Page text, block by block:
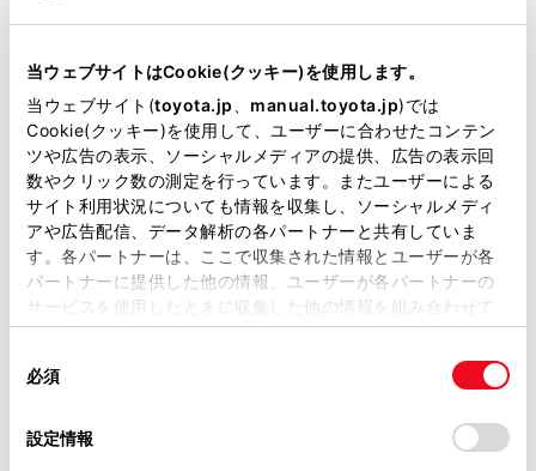
当ウェブサイトはCookie(クッキー)を使用します。
当ウェブサイト(toyota.jp manual.toyota.jp)では
Cookie(クッキー)を使用して、ユーザーに合わせたコンテン
ツや広告の表示、ソーシャルメディアの提供、広告の表示回
数やクリック数の測定を行っています。またユーザーによる
サイト利用状況についても情報を収集し、ソーシャルメディ
アや広告配信、データ解析の各パートナーと共有していま
す。各パートナーは、ここで収集された情報とユーザーが各
パートナーに提供した他の情報、ユーザーが各パートナーの
サービスを使用したときに収集した他の情報を組み合わせて
使用することがあります。当ウェブサイトの使用を続行する
デバイスにすべてのCookie(クッキー)が保存されることに同
意したことになります。Cookie(クッキー)のオプトアウト、
必須
設定情報
新車 中古車